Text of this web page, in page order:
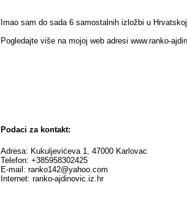
Imao sam do sada 6 samostalnih izložbi u
Pogledajte više na mojoj web adresi www.ranko-
Podaci za kontakt:
Adresa: Kukuljevićeva 1, 47000 Karlovac
Telefon: +385958302425
E-mail: ranko142@yahoo.com
Internet: ranko-ajdinovic.iz.hr